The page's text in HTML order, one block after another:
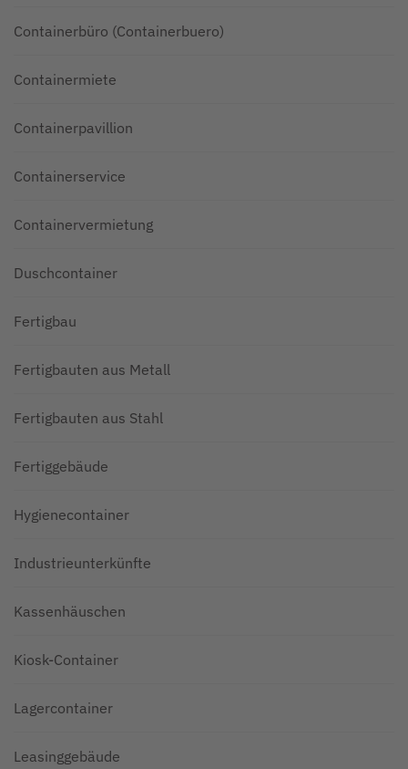
Containerbüro (Containerbuero)
Containermiete
Containerpavillion
Containerservice
Containervermietung
Duschcontainer
Fertigbau
Fertigbauten aus Metall
Fertigbauten aus Stahl
Fertiggebäude
Hygienecontainer
Industrieunterkünfte
Kassenhäuschen
Kiosk-Container
Lagercontainer
Leasinggebäude